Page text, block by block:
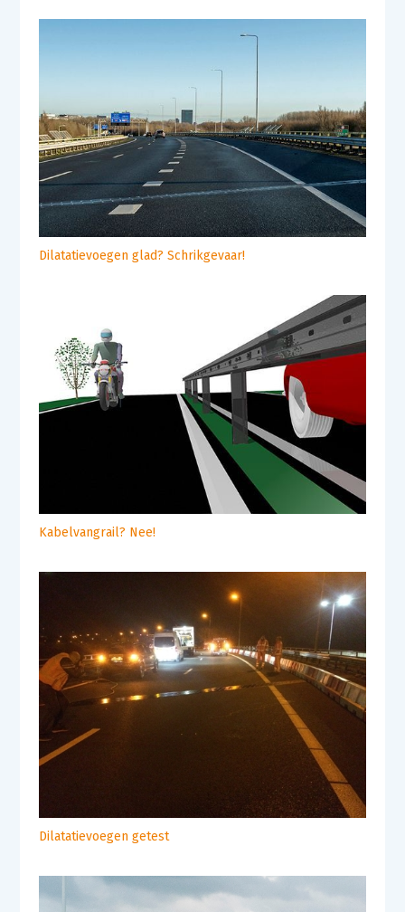
Dilatatievoegen glad? Schrikgevaar!
Kabelvangrail? Nee!
Dilatatievoegen getest